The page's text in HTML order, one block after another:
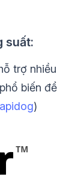
suất:
trợ nhiều
biến để
apidog)